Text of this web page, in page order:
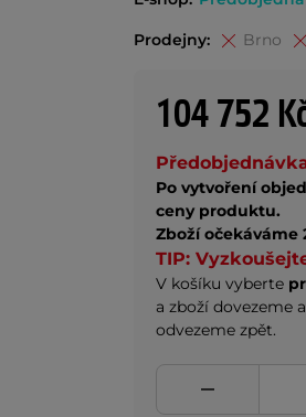
Prodejny: Brno
104 752
Po vytvoření
ceny produktu.
Zboží očekáváme
TIP:
V košíku vyberte
a zboží dovezeme
odvezeme zpět.